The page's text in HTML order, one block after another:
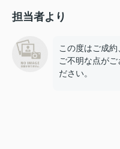
担当者より
この度はご成約
ご不明な点が
ださい。